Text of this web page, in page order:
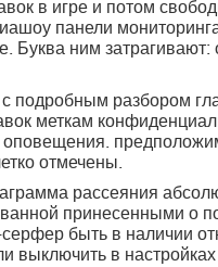
в игре и потом
панели
Буква ним затрагивают:
подробным разбором
меткам
отмечены.
рассеяния
принесенными о
быть в наличии
выключить в